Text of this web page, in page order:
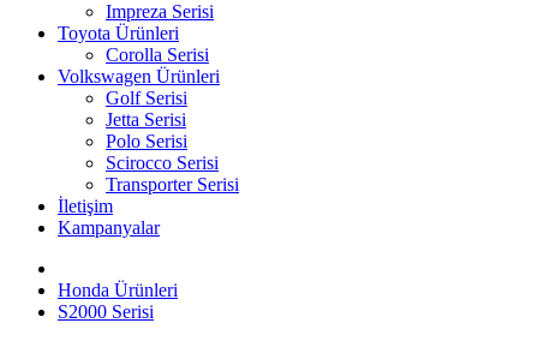
Impreza Serisi
Toyota Ürünleri
Corolla Serisi
Volkswagen Ürünleri
Golf Serisi
Jetta Serisi
Polo Serisi
Scirocco Serisi
Transporter Serisi
İletişim
Kampanyalar
Honda Ürünleri
S2000 Serisi